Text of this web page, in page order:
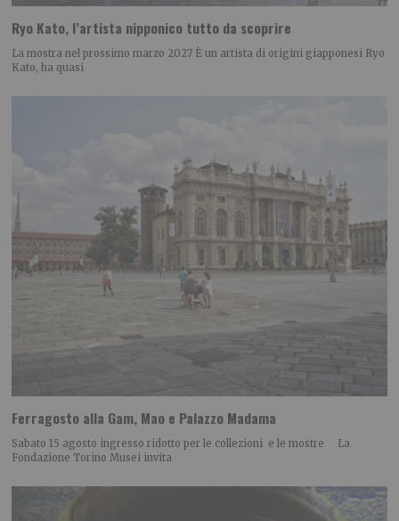
Ryo Kato, l’artista nipponico tutto da scoprire
La mostra nel prossimo marzo 2027 È un artista di origini giapponesi Ryo
Kato, ha quasi
Ferragosto alla Gam, Mao e Palazzo Madama
Sabato 15 agosto ingresso ridotto per le collezioni e le mostre La
Fondazione Torino Musei invita